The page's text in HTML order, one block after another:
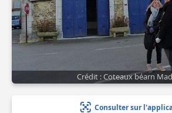
Crédit : Coteaux béarn
Consulter sur